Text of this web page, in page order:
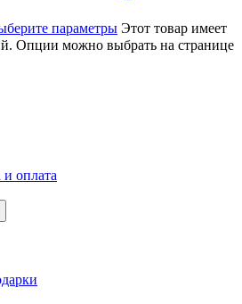
параметры Этот товар имеет
Опции можно выбрать на странице
и оплата